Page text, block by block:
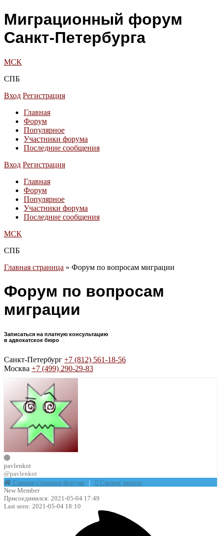
Миграционный форум
Санкт-Петербурга
МСК
СПБ
Вход Регистрация
Главная
Форум
Популярное
Участники форума
Последние сообщения
Вход Регистрация
Главная
Форум
Популярное
Участники форума
Последние сообщения
МСК
СПБ
Главная страница » Форум по вопросам миграции
Форум по вопросам
миграции
Записаться на платную консультацию
в адвокатское бюро
Санкт-Петербург +7 (812) 561-18-56
Москва +7 (499) 290-29-83
pavlenkot
@pavlenkot
Главная страница форума |
Свежие записи
New Member
Присоединился: 2021-05-04 17:49
Last seen: 2021-05-04 18:10